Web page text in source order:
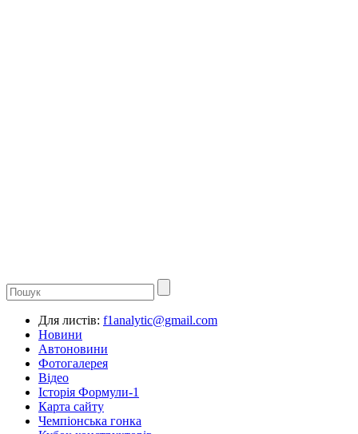
Для листів: f1analytic@gmail.com
Новини
Автоновини
Фотогалерея
Відео
Історія Формули-1
Карта сайту
Чемпіонська гонка